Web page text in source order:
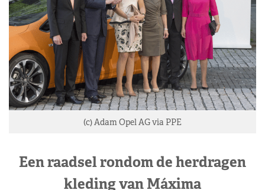
(c) Adam Opel AG via PPE
Een raadsel rondom de herdragen
kleding van Máxima